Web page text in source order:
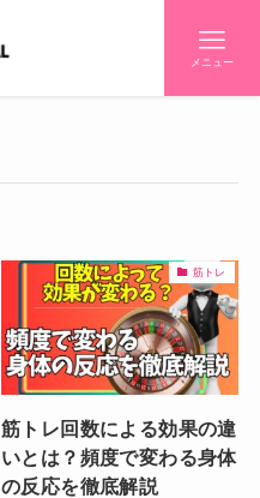
メニュー
筋トレ
筋トレ回数による効果の違
いとは？頻度で変わる身体
の反応を徹底解説